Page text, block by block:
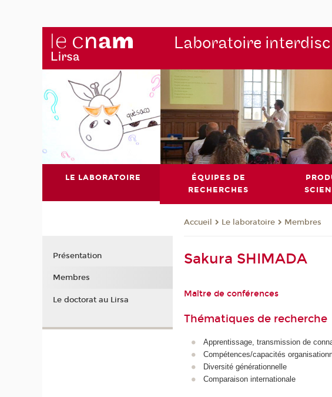
Laboratoire
LE LABORATOIRE
ÉQUIPES DE
RECHERCHES
Accueil Le laboratoire Membres
Sakura SHIMADA
Maître de conférences
Thématiques de recherche
Apprentissage, transmission de
Compétences/capacités
Diversité générationnelle
Comparaison internationale
Présentation
Membres
Le doctorat au Lirsa